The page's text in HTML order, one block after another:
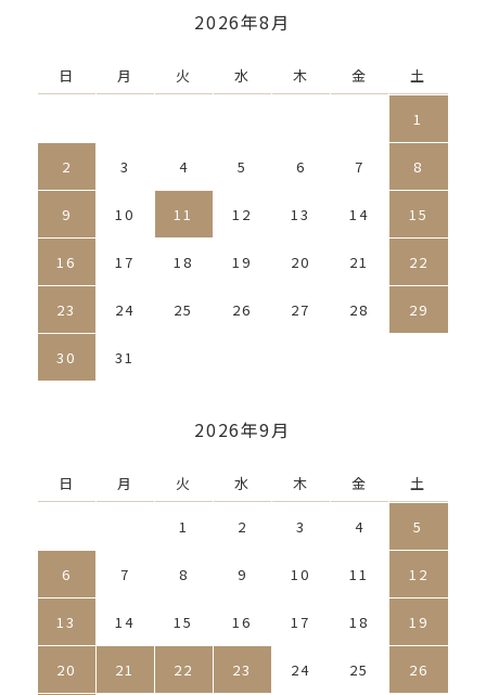
2026年8月
日 月 火 水 木 金 土
1
2 3 4 5 6 7 8
9 10 11 12 13 14 15
16 17 18 19 20 21 22
23 24 25 26 27 28 29
30 31
2026年9月
日 月 火 水 木 金 土
1 2 3 4 5
6 7 8 9 10 11 12
13 14 15 16 17 18 19
20 21 22 23 24 25 26